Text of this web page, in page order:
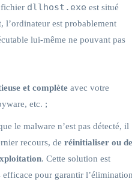
dllhost.exe est situé
l’ordinateur est probablement
lui-même ne pouvant pas
et complète avec votre
etc. ;
le malware n’est pas détecté, il
recours, de réinitialiser ou de
. Cette solution est
efficace pour garantir